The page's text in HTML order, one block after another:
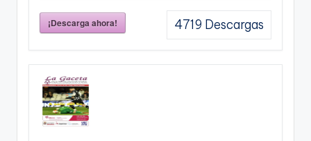
¡Descarga ahora! 4719 Descargas